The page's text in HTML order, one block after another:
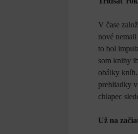
V čase
nové
to bol
som knihy
obálky
prehliadky
chlapec
Už na